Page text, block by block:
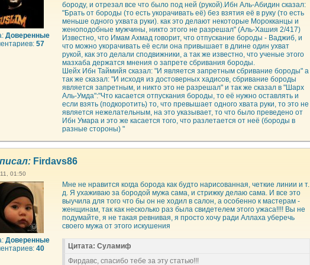
Доверенные
57
бороду, и отрезал все что было под ней (рукой).Ибн Аль-Абидин сказал:
"Брать от бороды (то есть укорачивать её) без взятия её в руку (то есть
меньше одного ухвата руки). как это делают некоторые Морокканцы и
женоподобные мужчины, никто этого не разрешал" (Аль-Хашия 2/417)
Известно, что Имам Ахмад говорит, что отпускание бороды - Ваджиб, и
что можно укорачивать её если она привышает в длине один ухват
рукой, как это делали сподвижники, а так же известно, что ученые этого
мазхаба держатся мнения о запрете сбривания бороды.
Шейх Ибн Таймийя сказал: "И является запретным сбривание бороды" а
так же сказал: "И исходя из достоверных хадисов, сбривание бороды
является запретным, и никто это не разрешал" и так же сказал в "Шарх
Аль-Умда":"Что касается отпускания бороды, то её нужно оставлять и
если взять (подкоротить) то, что превышает одного хвата руки, то это не
является нежелательным, на это указывает, то что было преведено от
Ибн Умара и это же касается того, что разлетается от неё (бороды в
разные стороны) "
Firdavs86
01:50
Доверенные
40
Мне не нравится когда борода как будто нарисованная, четкие линии и т.
д. Я ухаживаю за бородой мужа сама, и стрижку делаю сама. И все это
выучила для того что бы он не ходил в салон, а особенно к мастерам -
женщинам, так как несколько раз была свидетелем этого ужаса!!!! Вы не
подумайте, я не такая ревнивая, я просто хочу ради Аллаха уберечь
своего мужа от этого искушения
Цитата: Суламиф
Фирдавс, спасибо тебе за эту статью!!!